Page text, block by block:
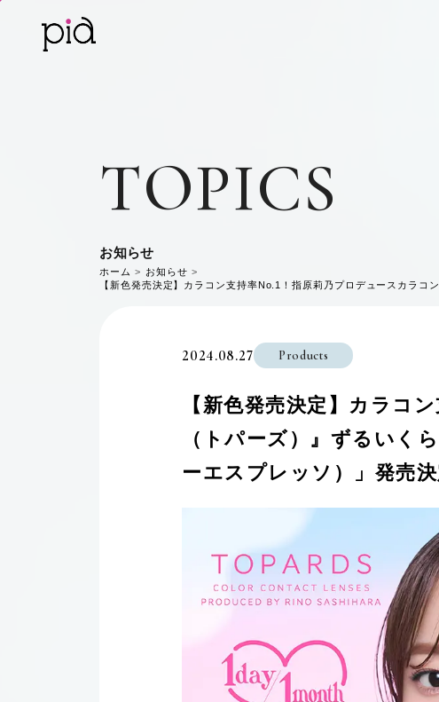
TOPICS
お知らせ
ホーム
お知らせ
【新色発売決定】カラコン支持率No.1！指原莉乃プロデュースカラ
2024.08.27 Products
【新色発売決定】カラコ
（トパーズ）』ずるい
ーエスプレッソ）」発売決